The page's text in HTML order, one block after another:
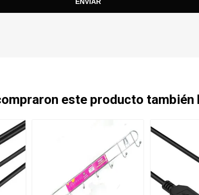
este producto también